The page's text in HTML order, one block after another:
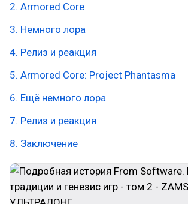
2. Armored Core
3. Немного лора
4. Релиз и реакция
5. Armored Core: Project Phantasma
6. Ещё немного лора
7. Релиз и реакция
8. Заключение